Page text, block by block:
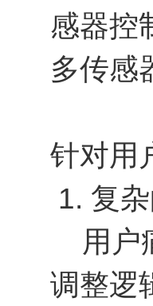
感器控
多传感
针对用
1. 复
用户
调整逻